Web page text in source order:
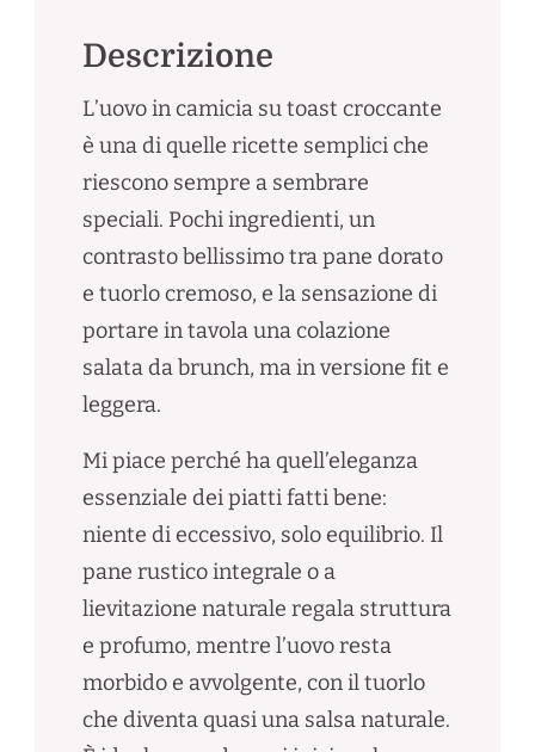
Descrizione
L’uovo in camicia su toast croccante
è una di quelle ricette semplici che
riescono sempre a sembrare
speciali. Pochi ingredienti, un
contrasto bellissimo tra pane dorato
e tuorlo cremoso, e la sensazione di
portare in tavola una colazione
salata da brunch, ma in versione fit e
leggera.
Mi piace perché ha quell’eleganza
essenziale dei piatti fatti bene:
niente di eccessivo, solo equilibrio. Il
pane rustico integrale o a
lievitazione naturale regala struttura
e profumo, mentre l’uovo resta
morbido e avvolgente, con il tuorlo
che diventa quasi una salsa naturale.